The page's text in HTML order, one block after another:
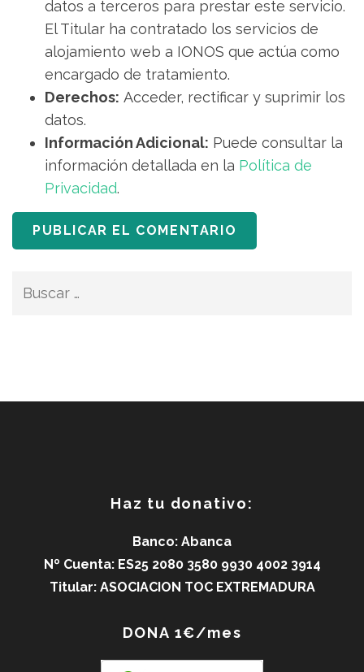
datos a terceros para prestar este servicio.
El Titular ha contratado los servicios de
alojamiento web a IONOS que actúa como
encargado de tratamiento.
Derechos: Acceder, rectificar y suprimir los
datos.
Información Adicional: Puede consultar la
información detallada en la Política de
Privacidad.
Buscar:
Haz tu donativo:
Banco: Abanca
Nº Cuenta: ES25 2080 3580 9930 4002 3914
Titular: ASOCIACION TOC EXTREMADURA
DONA 1€/mes